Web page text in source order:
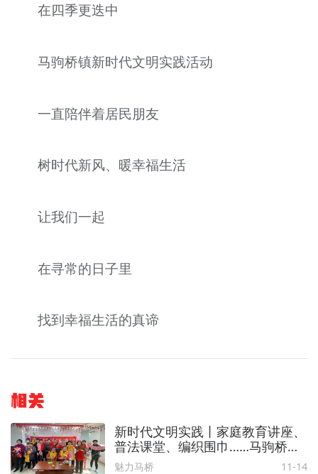
在四季更迭中
马驹桥镇新时代文明实践活动
一直陪伴着居民朋友
树时代新风、暖幸福生活
让我们一起
在寻常的日子里
找到幸福生活的真谛
相关
新时代文明实践丨家庭教育讲座、
普法课堂、编织围巾……马驹桥镇
精彩活动干货满满！
魅力马桥 11-14